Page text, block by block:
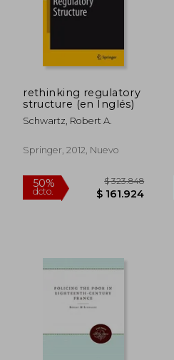
50% $ 190.011
rethinking regulatory
structure (en Inglés)
Schwartz, Robert A.
Springer, 2012, Nuevo